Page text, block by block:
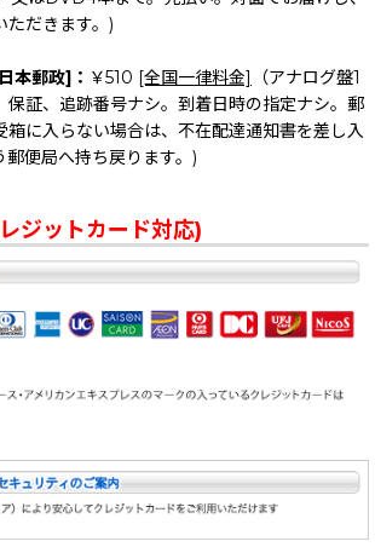
ただきます。)
本郵政]： ￥510 [全国一律料金]
（アナログ盤1
保証、追跡番号ナシ。到着日時の指定ナシ。郵
箱に入らない場合は、不在配達通知書を差し入
便局へ持ち戻ります。)
ジットカード対応)